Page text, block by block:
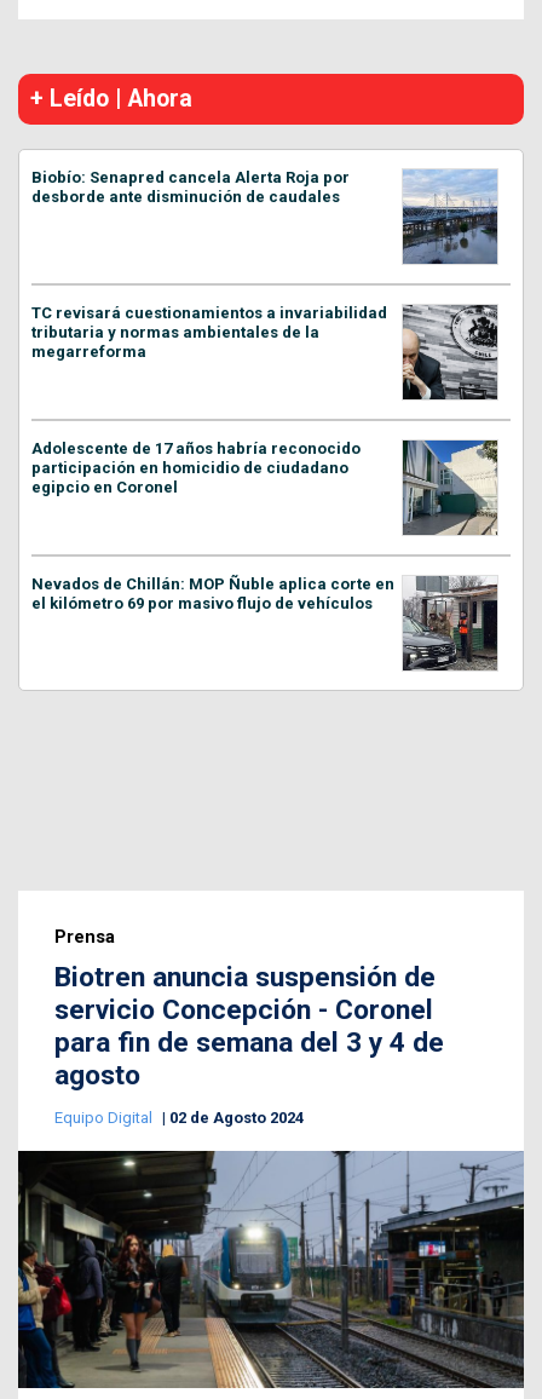
+ Leído | Ahora
Biobío: Senapred cancela Alerta Roja por
desborde ante disminución de caudales
TC revisará cuestionamientos a invariabilidad
tributaria y normas ambientales de la
megarreforma
Adolescente de 17 años habría reconocido
participación en homicidio de ciudadano
egipcio en Coronel
Nevados de Chillán: MOP Ñuble aplica corte en
el kilómetro 69 por masivo flujo de vehículos
Prensa
Biotren anuncia suspensión de
servicio Concepción - Coronel
para fin de semana del 3 y 4 de
agosto
Equipo Digital 02 de Agosto 2024